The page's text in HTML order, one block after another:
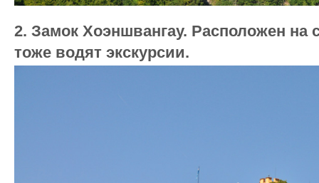
2. Замок Хоэншвангау. Расположен на
тоже водят экскурсии.